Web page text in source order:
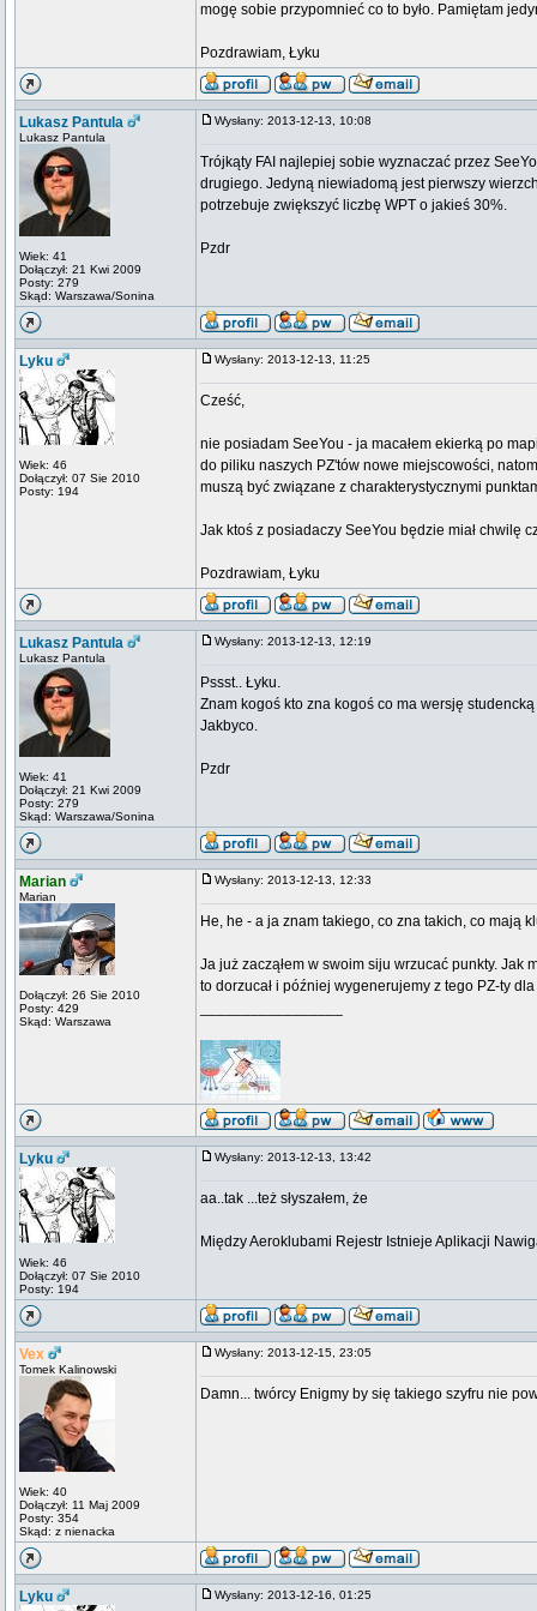
mogę sobie przypomnieć co to było. Pamiętam
Pozdrawiam, Łyku
Lukasz Pantula
Lukasz Pantula
Wiek: 41
Dołączył: 21 Kwi 2009
Posty: 279
Skąd: Warszawa/Sonina
Wysłany: 2013-12-13, 10:08
Trójkąty FAI najlepiej sobie wyznaczać przez
drugiego. Jedyną niewiadomą jest pierwszy
potrzebuje zwiększyć liczbę WPT o jakieś 30%.
Pzdr
Lyku
Wiek: 46
Dołączył: 07 Sie 2010
Posty: 194
Wysłany: 2013-12-13, 11:25
Cześć,
nie posiadam SeeYou - ja macałem ekierką po
do piliku naszych PZ'tów nowe miejscowości,
muszą być związane z charakterystycznymi
Jak ktoś z posiadaczy SeeYou będzie miał chwilę
Pozdrawiam, Łyku
Lukasz Pantula
Lukasz Pantula
Wiek: 41
Dołączył: 21 Kwi 2009
Posty: 279
Skąd: Warszawa/Sonina
Wysłany: 2013-12-13, 12:19
Pssst.. Łyku.
Znam kogoś kto zna kogoś co ma wersję studencką
Jakbyco.
Pzdr
Marian
Marian
Dołączył: 26 Sie 2010
Posty: 429
Skąd: Warszawa
Wysłany: 2013-12-13, 12:33
He, he - a ja znam takiego, co zna takich, co mają
Ja już zacząłem w swoim siju wrzucać punkty.
to dorzucał i później wygenerujemy z tego PZ-ty
Lyku
Wiek: 46
Dołączył: 07 Sie 2010
Posty: 194
Wysłany: 2013-12-13, 13:42
aa..tak ...też słyszałem, że
Między Aeroklubami Rejestr Istnieje Aplikacji
Vex
Tomek Kalinowski
Wiek: 40
Dołączył: 11 Maj 2009
Posty: 354
Skąd: z nienacka
Wysłany: 2013-12-15, 23:05
Damn... twórcy Enigmy by się takiego szyfru nie
Lyku Wysłany: 2013-12-16, 01:25